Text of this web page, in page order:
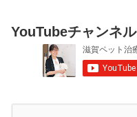
YouTubeチャンネル